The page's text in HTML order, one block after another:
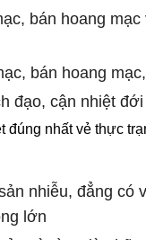
bán hoang
bán hoang
đạo, cận nhiệt
đúng nhất vẻ thực
nhiễu, đẳng có
lớn